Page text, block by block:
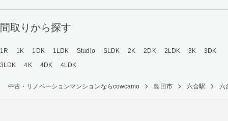
間取りから探す
1R 1K 1DK 1LDK Studio SLDK 2K 2DK 2LDK 3K
3DK
3LDK
4K 4DK 4LDK
中古・リノベーションマンションならcowcamo 島田市 六合駅 六